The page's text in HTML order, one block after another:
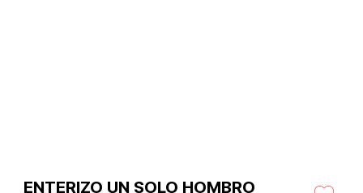
ENTERIZO UN SOLO HOMBRO